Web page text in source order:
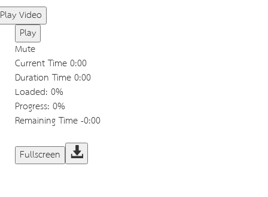
Play Video
Play
Mute
Current Time0:00
Duration Time0:00
Loaded: 0%
Progress: 0%
Remaining Time-0:00
Fullscreen